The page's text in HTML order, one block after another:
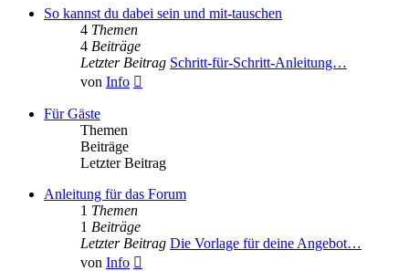
So kannst du dabei sein und mit-tauschen
4 Themen
4 Beiträge
Letzter Beitrag Schritt-für-Schritt-Anleitung…
von Info
Für Gäste
Themen
Beiträge
Letzter Beitrag
Anleitung für das Forum
1 Themen
1 Beiträge
Letzter Beitrag Die Vorlage für deine Angebot…
von Info